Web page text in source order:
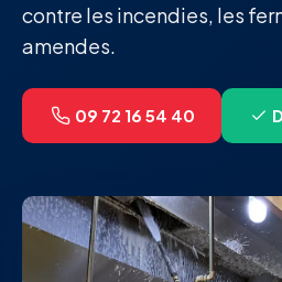
contre les incendies, les
amendes.
09 72 16 54 40